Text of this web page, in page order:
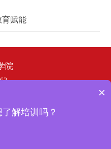
育赋能
院
学院
院 版权所有
×
解培训吗？